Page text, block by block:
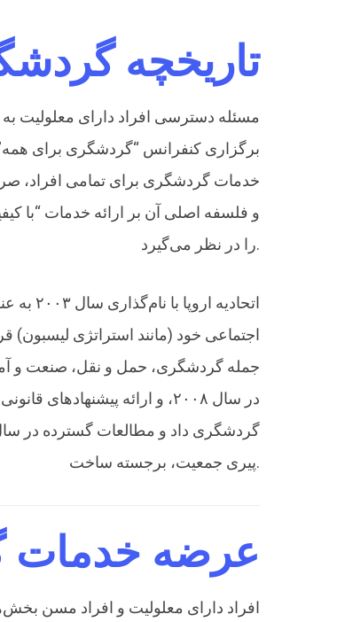
تاریخچه
خدمات گردشگری برای تمامی افراد،
و فلسفه اصلی آن بر ارائه خدمات “با
را در نظر می‌گیرد.
جمله گردشگری، حمل و نقل، صنعت و
پیری جمعیت، برجسته ساخت.
عرضه خدمات
افراد دارای معلولیت و افراد مسن